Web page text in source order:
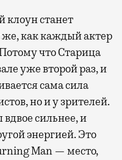
клоун станет
как каждый актер
что Старица
уже второй раз, и
сама сила
но и у зрителей.
сильнее, и
энергией. Это
Man — место,